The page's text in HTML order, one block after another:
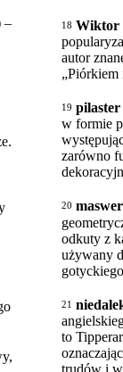
–
18 Wiktor
autor
„Piórkiem
19 pilaster
w formie
zarówno
20
odkuty z
używany
21
to
trudów i